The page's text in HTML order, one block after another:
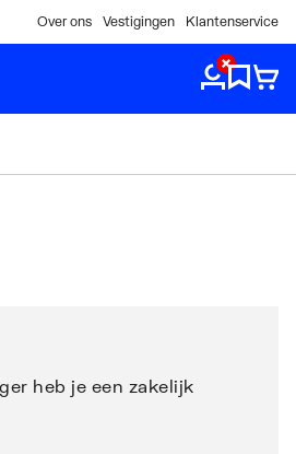
Over ons Vestigingen Klantenservice
heb je een zakelijk